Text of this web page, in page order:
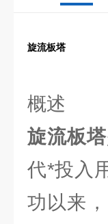
旋流板塔
概述
旋流板塔
代*投入
功以来